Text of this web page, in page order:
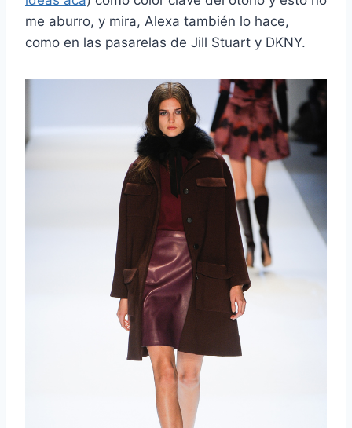
me aburro, y mira, Alexa también lo hace,
como en las pasarelas de Jill Stuart y DKNY.